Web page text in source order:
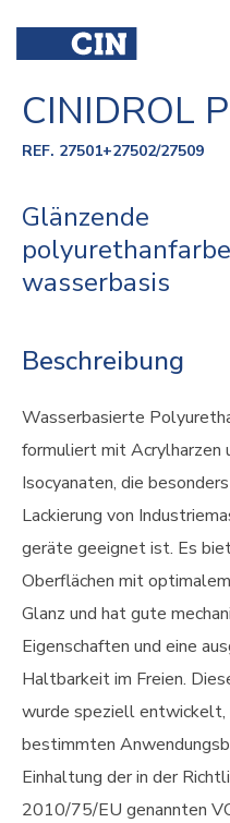
CINIDROL
REF. 27501+27502/27509
Glänzende
wasserbasis
Beschreibung
Wasserbasierte
formuliert mit Acrylharzen
Isocyanaten, die
Lackierung von
geräte geeignet ist. Es
Oberflächen mit
Glanz und hat gute
Eigenschaften und eine
Haltbarkeit im Freien.
wurde speziell entwickelt,
bestimmten
Einhaltung der in der
2010/75/EU genannten